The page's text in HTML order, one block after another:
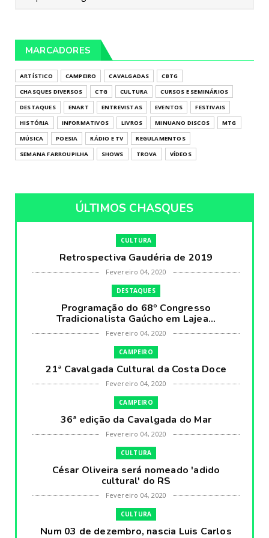
MARCADORES
ARTÍSTICO CAMPEIRO CAVALGADAS
CBTG
CHASQUES DIVERSOS
CTG CULTURA
CURSOS E SEMINÁRIOS
DESTAQUES
ENART ENTREVISTAS EVENTOS
FESTIVAIS
HISTÓRIA
INFORMATIVOS LIVROS MINUANO DISCOS
MTG
MÚSICA
POESIA RÁDIO E TV
REGULAMENTOS
SEMANA FARROUPILHA
SHOWS TROVA VÍDEOS
ÚLTIMOS CHASQUES
CULTURA
Retrospectiva Gaudéria de 2019
Fevereiro 04, 2020
DESTAQUES
Programação do 68º Congresso
Tradicionalista Gaúcho em Lajea...
Fevereiro 04, 2020
CAMPEIRO
21ª Cavalgada Cultural da Costa Doce
Fevereiro 04, 2020
CAMPEIRO
36ª edição da Cavalgada do Mar
Fevereiro 04, 2020
CULTURA
César Oliveira será nomeado 'adido
cultural' do RS
Fevereiro 04, 2020
CULTURA
Num 03 de dezembro, nascia Luis Carlos